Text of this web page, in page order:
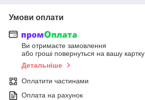
Умови оплати
Ви отримаєте замовлення
або гроші повернуться на вашу картку
Детальніше
Оплатити частинами
Оплата на рахунок